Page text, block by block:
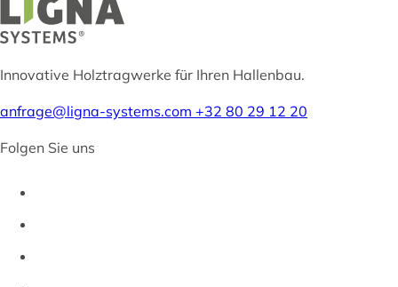
Innovative Holztragwerke für Ihren Hallenbau.
anfrage@ligna-systems.com +32 80 29 12 20
Folgen Sie uns